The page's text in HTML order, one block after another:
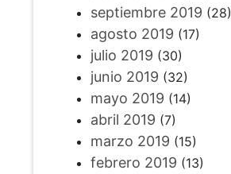
septiembre 2019 (28)
agosto 2019 (17)
julio 2019 (30)
junio 2019 (32)
mayo 2019 (14)
abril 2019 (7)
marzo 2019 (15)
febrero 2019 (13)